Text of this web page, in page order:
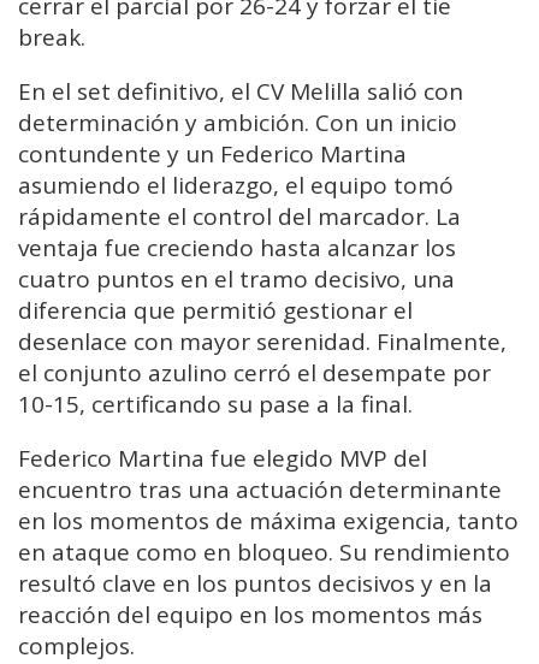
cerrar el parcial por 26-24 y forzar el tie
break.
En el set definitivo, el CV Melilla salió con
determinación y ambición. Con un inicio
contundente y un Federico Martina
asumiendo el liderazgo, el equipo tomó
rápidamente el control del marcador. La
ventaja fue creciendo hasta alcanzar los
cuatro puntos en el tramo decisivo, una
diferencia que permitió gestionar el
desenlace con mayor serenidad. Finalmente,
el conjunto azulino cerró el desempate por
10-15, certificando su pase a la final.
Federico Martina fue elegido MVP del
encuentro tras una actuación determinante
en los momentos de máxima exigencia, tanto
en ataque como en bloqueo. Su rendimiento
resultó clave en los puntos decisivos y en la
reacción del equipo en los momentos más
complejos.